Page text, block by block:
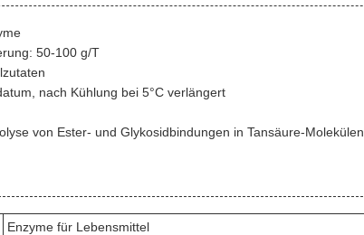
50-100 g/T
nach Kühlung bei 5°C verlängert
von Ester- und Glykosidbindungen in Tansäure-Molekülen
Enzyme für Lebensmittel